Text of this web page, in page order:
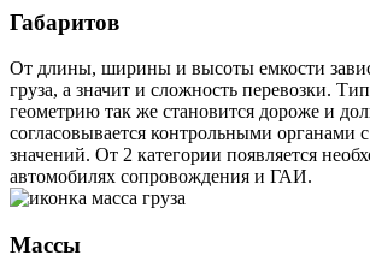
Габаритов
От длины, ширины и высоты емкости
груза, а значит и сложность перевозки.
геометрию так же становится дороже и
согласовывается контрольными органами
значений. От 2 категории появляется
автомобилях сопровождения и ГАИ.
Массы